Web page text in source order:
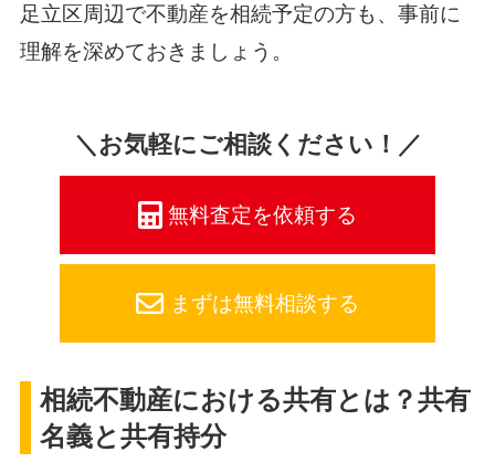
足立区周辺で不動産を相続予定の方も、事前に
理解を深めておきましょう。
＼お気軽にご相談ください！／
無料査定を依頼する
まずは無料相談する
相続不動産における共有とは？共有
名義と共有持分